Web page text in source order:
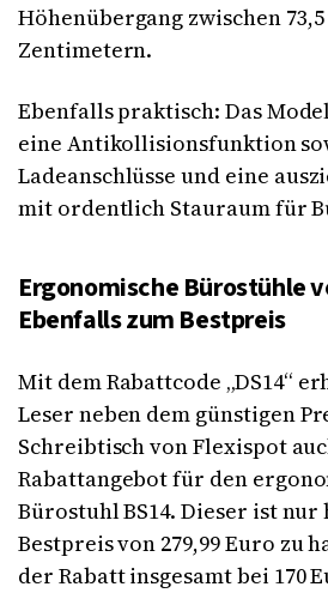
Höhenübergang zwischen 73,5
Zentimetern.
Ebenfalls praktisch: Das
eine Antikollisionsfunktion
Ladeanschlüsse und eine
mit ordentlich Stauraum für
Ergonomische Bürostühle
Ebenfalls zum Bestpreis
Mit dem Rabattcode „DS14“
Leser neben dem günstigen
Schreibtisch von Flexispot
Rabattangebot für den
Bürostuhl BS14. Dieser ist
Bestpreis von 279,99 Euro zu
der Rabatt insgesamt bei 170